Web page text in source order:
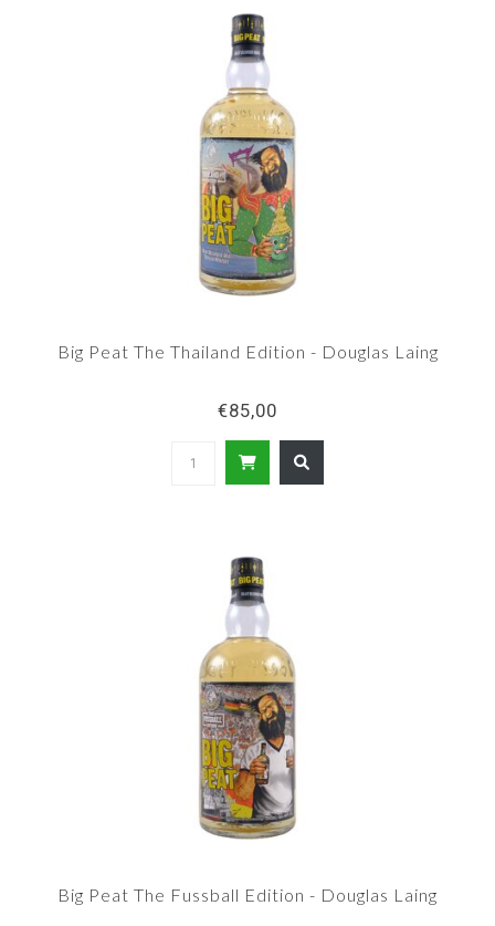
Big Peat The Thailand Edition - Douglas Laing
€85,00
Big Peat The Fussball Edition - Douglas Laing